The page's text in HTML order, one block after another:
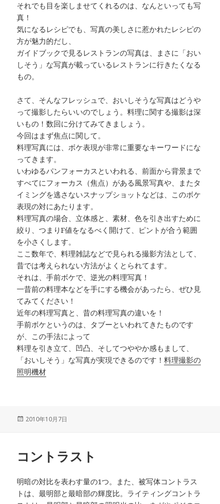
それでも目を楽しませてくれるのは、なんといっても写
真！
気になるレシピでも、写真の美しさに惹かれたレシピの
方が魅力的だし、
ガイドブックで見るレストランの写真は、まさに「おい
しそう」な写真が載っているレストランに行きたくなる
もの。
さて、そんなフレッシュで、おいしそうな写真はどうや
って撮影したらいいのでしょう。料理に関する撮影は深
いもの！数回に分けてみてきましょう。
今回はまず焦点に関して。
料理写真には、ボケ表現が非常に重要なキーワードにな
ってきます。
いわゆるパンフォーカスといわれる、前面から背景まで
すべてにフォーカス（焦点）がある風景写真や、またタ
イミングを逃さないスナップショットなどは、このボケ
表現の対にあたります。
料理写真の場合、立体感と、素材、色を引き出すために
絞り、つまりF値をなるべく開けて、ピントが合う範囲
を小さくします。
ここ数年で、料理雑誌などで見られる撮影方法として、
昔では考えられない方法がよくとられてます。
それは、手前ボケで、逆光の料理写真！
一昔前の料理本などを手にする機会があったら、ぜひ見
てみてください！
近年の料理写真と、昔の料理写真の違いを！
手前ボケというのは、タブーといわれてきたものです
が、この手法によって
料理を引き立て、凹凸、そしてつややか感もまして、
「おいしそう」な写真が実現できるのです！料理撮影の
照明機材
投
2010年10月7日
コントラスト
明暗の対比を表わす量の1つ。また、被写体コントラス
トは、最明部と最暗部の輝度比。ライティングコントラ